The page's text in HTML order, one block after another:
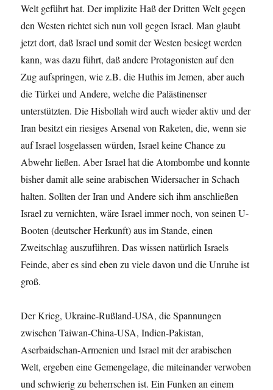
Welt geführt hat. Der implizite Haß der Dritten Welt gegen
den Westen richtet sich nun voll gegen Israel. Man glaubt
jetzt dort, daß Israel und somit der Westen besiegt werden
kann, was dazu führt, daß andere Protagonisten auf den
Zug aufspringen, wie z.B. die Huthis im Jemen, aber auch
die Türkei und Andere, welche die Palästinenser
unterstützten. Die Hisbollah wird auch wieder aktiv und der
Iran besitzt ein riesiges Arsenal von Raketen, die, wenn sie
auf Israel losgelassen würden, Israel keine Chance zu
Abwehr ließen. Aber Israel hat die Atombombe und konnte
bisher damit alle seine arabischen Widersacher in Schach
halten. Sollten der Iran und Andere sich ihm anschließen
Israel zu vernichten, wäre Israel immer noch, von seinen U-
Booten (deutscher Herkunft) aus im Stande, einen
Zweitschlag auszuführen. Das wissen natürlich Israels
Feinde, aber es sind eben zu viele davon und die Unruhe ist
groß.
Der Krieg, Ukraine-Rußland-USA, die Spannungen
zwischen Taiwan-China-USA, Indien-Pakistan,
Aserbaidschan-Armenien und Israel mit der arabischen
Welt, ergeben eine Gemengelage, die miteinander verwoben
und schwierig zu beherrschen ist. Ein Funken an einem